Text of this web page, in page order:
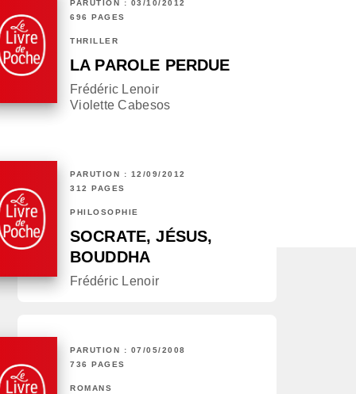
PARUTION : 03/10/2012
696 PAGES
THRILLER
LA PAROLE PERDUE
Frédéric Lenoir
Violette Cabesos
PARUTION : 12/09/2012
312 PAGES
PHILOSOPHIE
SOCRATE, JÉSUS,
BOUDDHA
Frédéric Lenoir
PARUTION : 07/05/2008
736 PAGES
ROMANS